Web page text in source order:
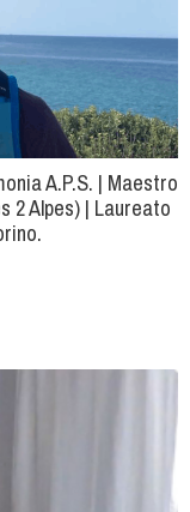
A.P.S. | Maestro
2 Alpes) | Laureato